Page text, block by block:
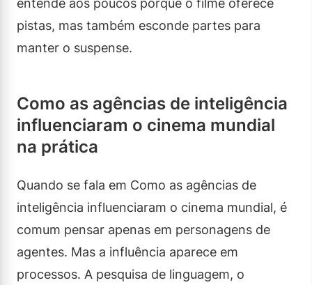
entende aos poucos porque o filme oferece
pistas, mas também esconde partes para
manter o suspense.
Como as agências de inteligência
influenciaram o cinema mundial
na prática
Quando se fala em Como as agências de
inteligência influenciaram o cinema mundial, é
comum pensar apenas em personagens de
agentes. Mas a influência aparece em
processos. A pesquisa de linguagem, o